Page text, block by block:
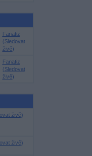
Fanatiz
(Sledovat
živě)
Fanatiz
(Sledovat
živě)
živě)
živě)